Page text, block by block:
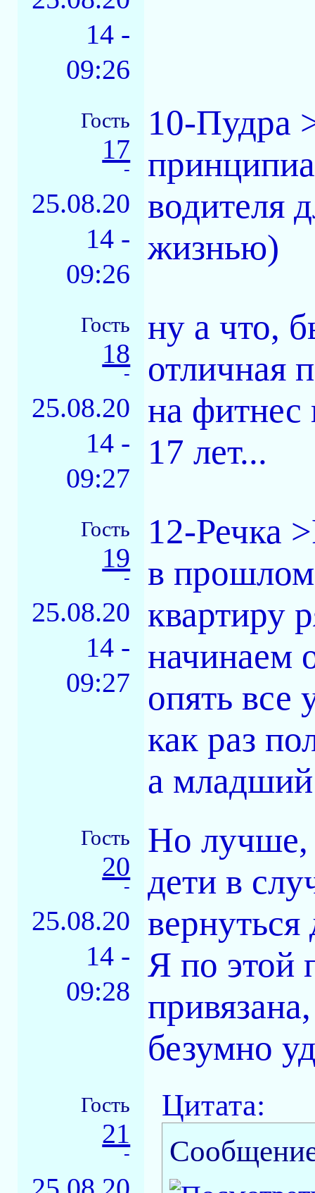
14 -
09:26
Гость
17
-
25.08.20
14 -
09:26
10-Пудра
водителя
жизнью)
Гость
18
-
25.08.20
14 -
09:27
ну а что,
отличная
на фитнес
17 лет...
Гость
19
-
25.08.20
14 -
09:27
12-Речка
в прошлом
квартиру
начинаем
опять все
как раз
а
Гость
20
-
25.08.20
14 -
09:28
Но лучше,
дети в
Я по этой
безумно
Гость
21
-
Цитата: